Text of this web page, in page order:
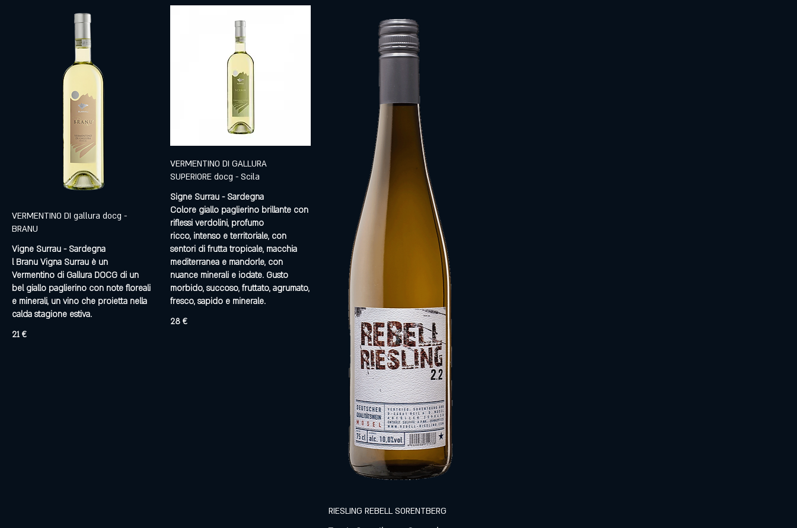
VERMENTINO DI gallura docg -
BRANU
Vigne Surrau - Sardegna
l Branu Vigna Surrau è un
Vermentino di Gallura DOCG di un
bel giallo paglierino con note floreali
e minerali, un vino che proietta nella
calda stagione estiva.
21 €
VERMENTINO DI GALLURA
SUPERIORE docg - Scila
Signe Surrau - Sardegna
Colore giallo paglierino brillante con
riflessi verdolini, profumo
ricco, intenso e territoriale, con
sentori di frutta tropicale, macchia
mediterranea e mandorle, con
nuance minerali e iodate. Gusto
morbido, succoso, fruttato, agrumato,
fresco, sapido e minerale.
28 €
RIESLING REBELL SORENTBERG